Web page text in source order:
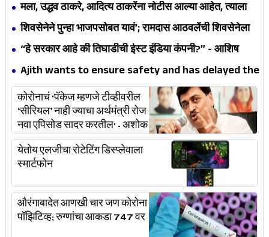
मला, उद्धव ठाकरे, आदित्य ठाकरेंना नोटीस आल्या आहेत, त्याला
आम्ही उत्तर देऊ- सुप्रिया सुळे
शिवसेनेने पुन्हा भाजपसोबत यावं’; रामदास आठवलेंची शिवसेनेला
साद
“हे सरकार आहे की तिघाडीची ईस्ट इंडिया कंपनी?” - आशिष
शेलार
Ajith wants to ensure safety and has delayed the
shooting of Valimai
कोरोनाचं 'पॅकेज म्हणजे टीव्हीवरील
‘सीरियल’ नाही ज्याचा अर्थमंत्री रोज
नवा एपिसोड सादर करतील' - अशोक
चव्हाण
येतोय एलजीचा रोटेटिंग डिस्प्लेवाला
स्मार्टफोन
औरंगाबादेत आणखी चार जण कोरोना
पॉझिटिव्ह; रुग्णांचा आकडा 747 वर